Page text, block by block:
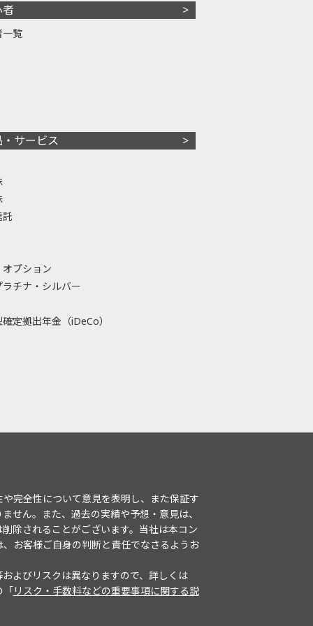
一覧
サービス
託
プション
ラチナ・シルバー
定拠出年金（iDeCo）
完全性について意見を表明し、また保証す
せん。また、過去の実績や予想・意見は、
除されることがございます。当社は本コン
お客様ご自身の判断と責任でなさるようお
よびリスクは異なりますので、詳しくは
「リスク・手数料などの重要事項に関する説